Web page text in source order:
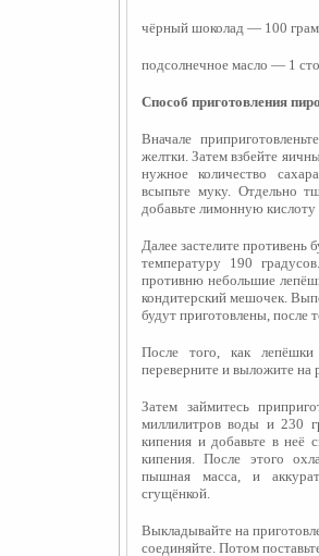
чёрный шоколад — 100
подсолнечное масло — 1
Способ приготовления
Вначале
желтки. Затем взбейте
нужное количество
всыпьте муку. Отдельно
добавьте лимонную
Далее застелите противень
температуру 190
противню небольшие
кондитерский мешочек.
будут приготовлены, после
После того, как
переверните и выложите на
Затем займитесь
миллилитров воды и 230
кипения и добавьте в неё
кипения. После этого
пышная масса, и
сгущёнкой.
Выкладывайте на
соединяйте. Потом